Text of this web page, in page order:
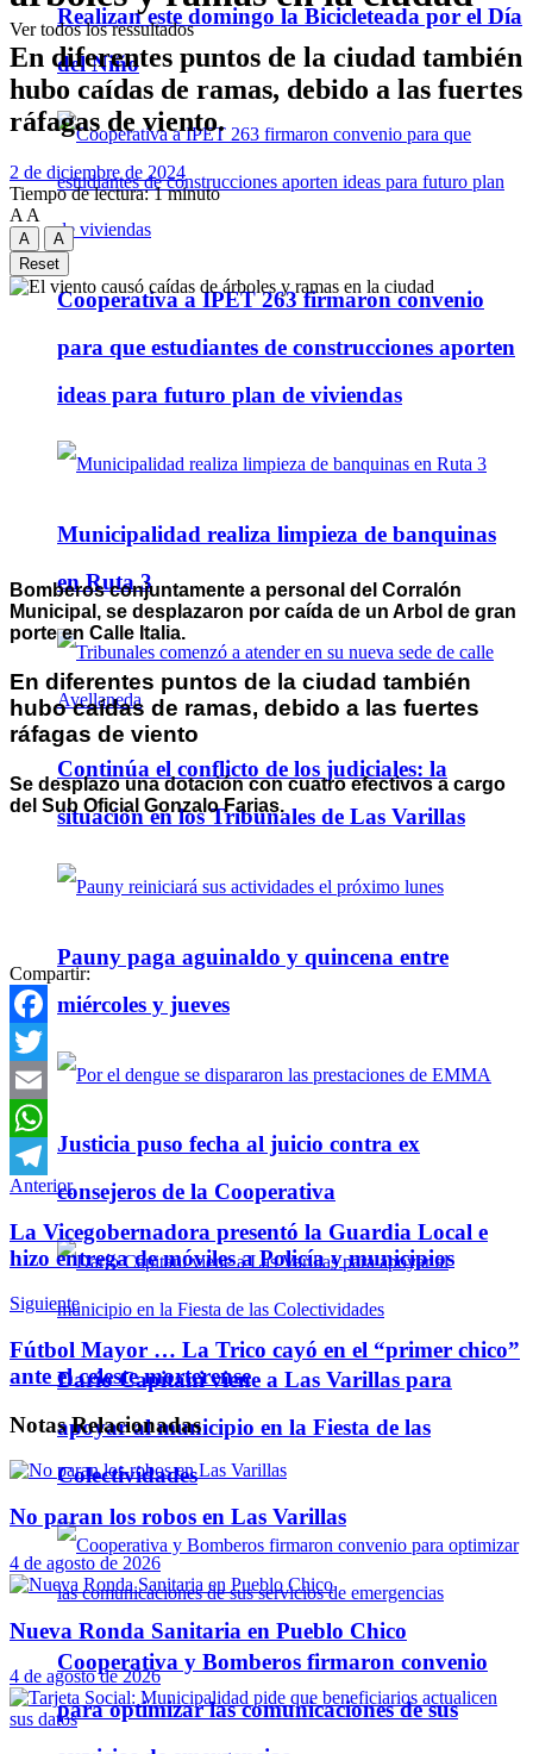
Realizan este domingo la Bicicleteada por el Día
del Niño
Cooperativa a IPET 263 firmaron convenio
para que estudiantes de construcciones aporten
ideas para futuro plan de viviendas
Municipalidad realiza limpieza de banquinas
en Ruta 3
Continúa el conflicto de los judiciales: la
situación en los Tribunales de Las Varillas
Pauny paga aguinaldo y quincena entre
miércoles y jueves
Justicia puso fecha al juicio contra ex
consejeros de la Cooperativa
Darío Capitani viene a Las Varillas para
apoyar al municipio en la Fiesta de las
Colectividades
Cooperativa y Bomberos firmaron convenio
para optimizar las comunicaciones de sus
Ver todos los ressultados
En diferentes puntos de la ciudad también
hubo caídas de ramas, debido a las fuertes
ráfagas de viento.
2 de diciembre de 2024
Tiempo de lectura: 1 minuto
A A
A
A
Reset
Bomberos conjuntamente a personal del Corralón
Municipal, se desplazaron por caída de un Arbol de gran
porte en Calle Italia.
En diferentes puntos de la ciudad también
hubo caídas de ramas, debido a las fuertes
ráfagas de viento
Se desplazo una dotación con cuatro efectivos a cargo
del Sub Oficial Gonzalo Farias.
Compartir:
Facebook
Twitter
Email
WhatsApp
Telegram
Anterior
La Vicegobernadora presentó la Guardia Local e
hizo entrega de móviles a Policía y municipios
Siguiente
Fútbol Mayor … La Trico cayó en el “primer chico”
ante el celeste morterense
NotasRelacionadas
No paran los robos en Las Varillas
4 de agosto de 2026
Nueva Ronda Sanitaria en Pueblo Chico
4 de agosto de 2026